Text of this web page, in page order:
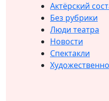
Актёрский
Без рубрики
Люди театра
Новости
Спектакли